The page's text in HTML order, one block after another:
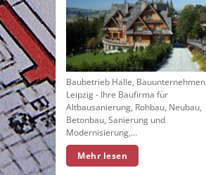
Baubetrieb Halle, Bauunternehmen
Leipzig - Ihre Baufirma für
Altbausanierung, Rohbau, Neubau,
Betonbau, Sanierung und
Modernisierung,…
Mehr lesen